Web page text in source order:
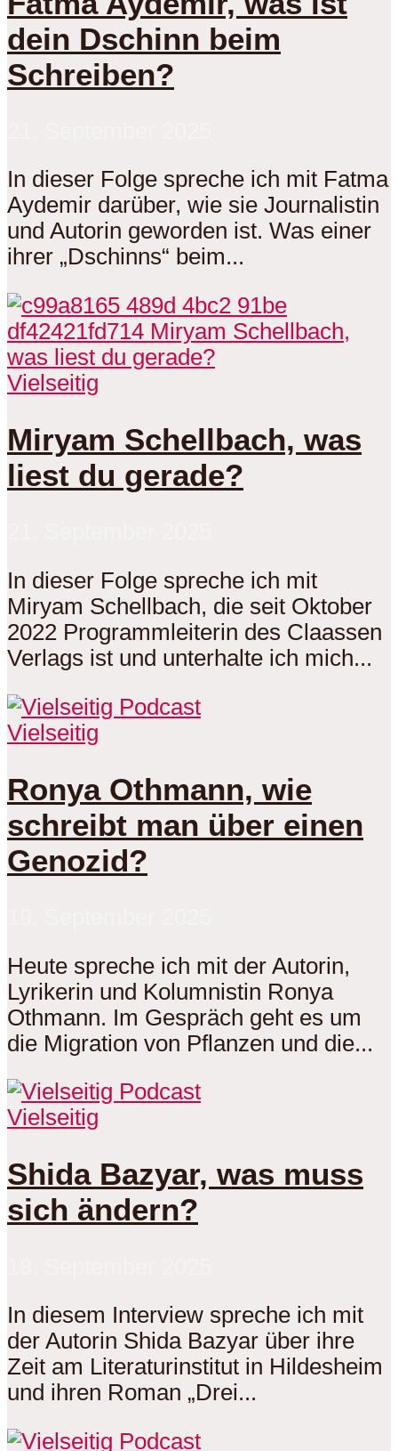
dein Dschinn beim
Schreiben?
In dieser Folge spreche ich mit Fatma
Aydemir darüber, wie sie Journalistin
und Autorin geworden ist. Was einer
ihrer „Dschinns“ beim...
Vielseitig
Miryam Schellbach, was
liest du gerade?
In dieser Folge spreche ich mit
Miryam Schellbach, die seit Oktober
2022 Programmleiterin des Claassen
Verlags ist und unterhalte ich mich...
Vielseitig
Ronya Othmann, wie
schreibt man über einen
Genozid?
Heute spreche ich mit der Autorin,
Lyrikerin und Kolumnistin Ronya
Othmann. Im Gespräch geht es um
die Migration von Pflanzen und die...
Vielseitig
Shida Bazyar, was muss
sich ändern?
In diesem Interview spreche ich mit
der Autorin Shida Bazyar über ihre
Zeit am Literaturinstitut in Hildesheim
und ihren Roman „Drei...